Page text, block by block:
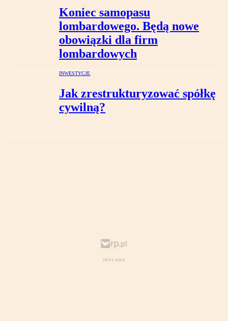
Koniec samopasu
lombardowego. Będą nowe
obowiązki dla firm
lombardowych
INWESTYCJE
Jak zrestrukturyzować spółkę
cywilną?